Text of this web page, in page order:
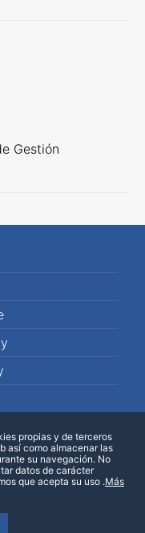
Gestión
propias y de terceros
así como almacenar las
su navegación. No
datos de carácter
que acepta su uso .Más